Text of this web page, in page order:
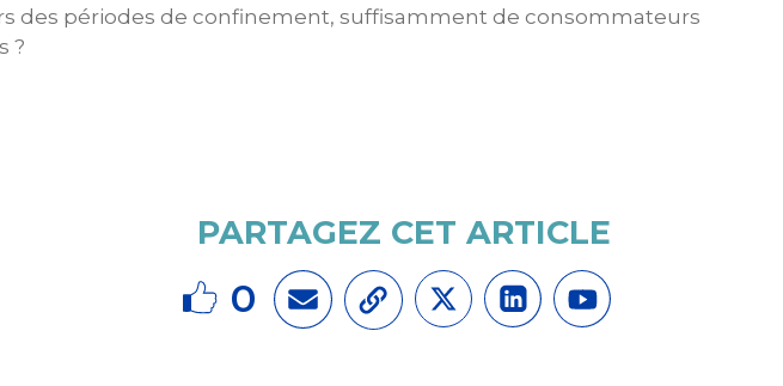
des périodes de confinement, suffisamment de consommateurs
?
PARTAGEZ CET ARTICLE
0